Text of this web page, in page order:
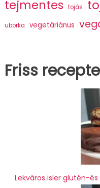
tejmentes tojás
uborka vegetáriánus
Friss
Lekváros isler glutén-